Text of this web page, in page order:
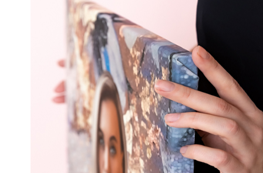
Ваш город:
Ваш регион доставки
Выберите из списка:
10х15
13х18
15х15
15х20
20х20
20х30
30х30
30х40
А4
Фото
рамке
10х10
10×15
13×18